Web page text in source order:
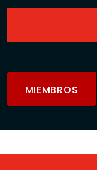
MIEMBROS